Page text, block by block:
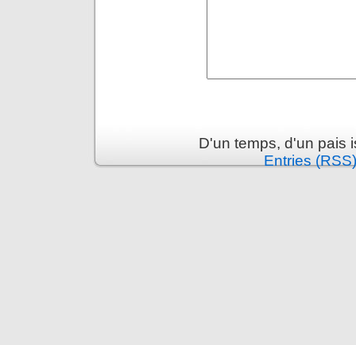
D'un temps, d'un pais
Entries (RSS)